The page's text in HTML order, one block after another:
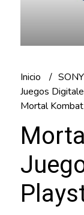
Inicio
Juegos
Mortal